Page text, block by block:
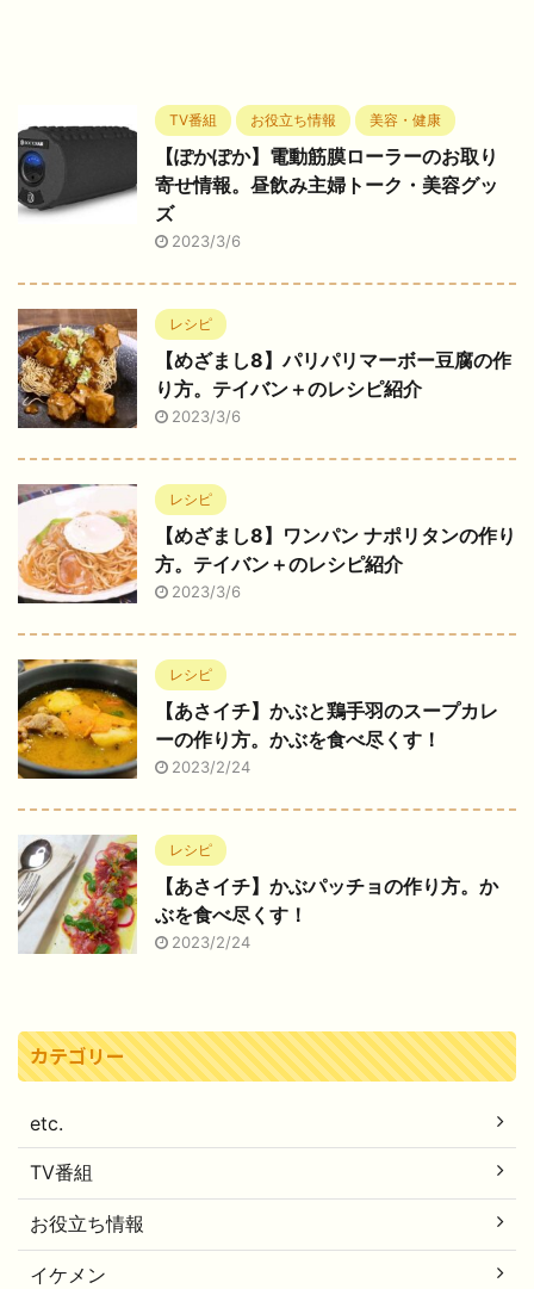
TV番組 お役立ち情報 美容・健康
【ぽかぽか】電動筋膜ローラーのお取り
寄せ情報。昼飲み主婦トーク・美容グッ
ズ
2023/3/6
レシピ
【めざまし8】パリパリマーボー豆腐の作
り方。テイバン＋のレシピ紹介
2023/3/6
レシピ
【めざまし8】ワンパン ナポリタンの作り
方。テイバン＋のレシピ紹介
2023/3/6
レシピ
【あさイチ】かぶと鶏手羽のスープカレ
ーの作り方。かぶを食べ尽くす！
2023/2/24
レシピ
【あさイチ】かぶパッチョの作り方。か
ぶを食べ尽くす！
2023/2/24
カテゴリー
etc.
TV番組
お役立ち情報
イケメン